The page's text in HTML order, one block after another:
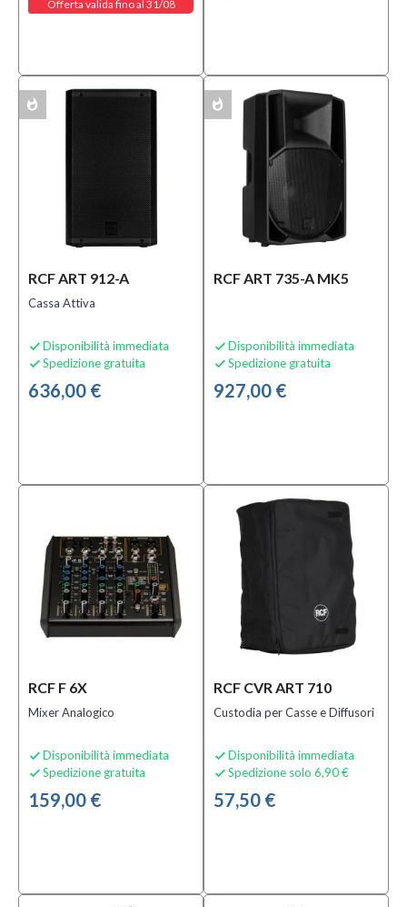
Prezzo
2.040,00 €
prodotti
offerta
Si
prodotti
Offerta valida fino al 31/08
RCF ART 912-A
Cassa Attiva
 Disponibilità immediata
 Spedizione gratuita
636,00 €
whatshot
RCF ART 735-A MK5
 Disponibilità immediata
 Spedizione gratuita
927,00 €
whatshot
RCF F 6X
Mixer Analogico
 Disponibilità immediata
 Spedizione gratuita
159,00 €
RCF CVR ART 710
Custodia per Casse e Diffusori
 Disponibilità immediata
 Spedizione solo 6,90 €
57,50 €